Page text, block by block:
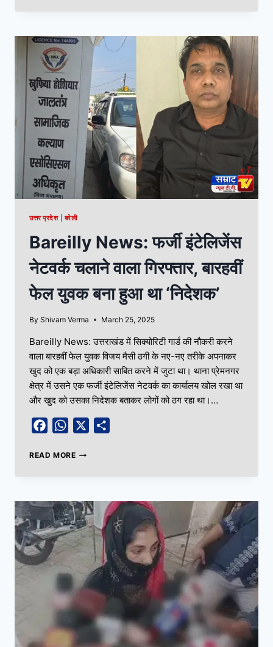
उत्तर प्रदेश|बरेली
Bareilly News: फर्जी इंटेलिजेंस
नेटवर्क चलाने वाला गिरफ्तार, बारहवीं
फेल युवक बना हुआ था ‘निदेशक’
By Shivam Verma March 25, 2025
Bareilly News: उत्तराखंड में सिक्योरिटी गार्ड की नौकरी करने
वाला बारहवीं फेल युवक विजय मैसी ठगी के नए-नए तरीके अपनाकर
खुद को एक बड़ा अधिकारी साबित करने में जुटा था। थाना प्रेमनगर
क्षेत्र में उसने एक फर्जी इंटेलिजेंस नेटवर्क का कार्यालय खोल रखा था
और खुद को उसका निदेशक बताकर लोगों को ठग रहा था।…
FacebookWhatsApp
READ MORE